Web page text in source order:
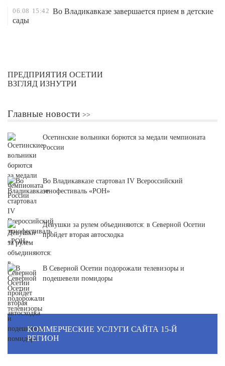
06.08 15:42 Во Владикавказе завершается прием в детские
сады
ПРЕДПРИЯТИЯ ОСЕТИИ
ВЗГЛЯД ИЗНУТРИ
Главные новости
Осетинские вольники борются за медали чемпионата
России
Во Владикавказе стартовал IV Всероссийский
этнофестиваль «РОН»
Девушки за рулем объединяются: в Северной Осетии
пройдет вторая автосходка
В Северной Осетии подорожали телевизоры и
подешевели помидоры
КОММЕРЧЕСКИЕ УСЛУГИ САЙТА 15-Й
РЕГИОН